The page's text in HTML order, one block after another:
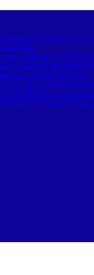
στο Αυτόφωρο οι
τον τόπο»
την υπόθεση της
– Σκληρή παρέμβαση
Τετάρτη 05 Αυγούστου
της – «Αν ο Θεός δεν
του
Πήλιο: «Ο Λαύκος είναι